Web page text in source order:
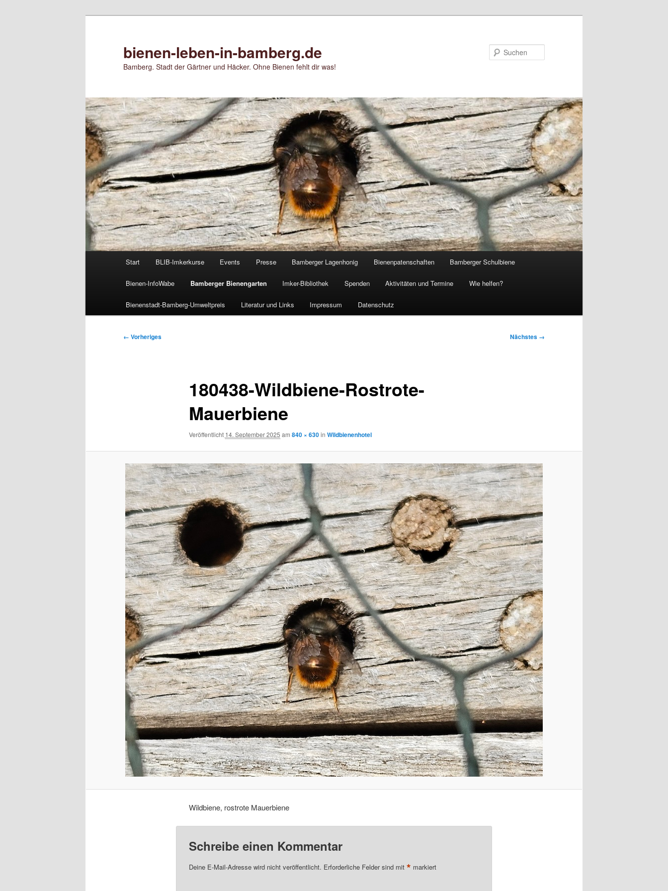
bienen-leben-in-bamberg.de
Bamberg. Stadt der Gärtner und Häcker. Ohne Bienen fehlt dir was!
Start BLIB-Imkerkurse Events Presse Bamberger Lagenhonig Bienenpatenschaften Bamberger Schulbiene
Bienen-InfoWabe Bamberger Bienengarten Imker-Bibliothek Spenden Aktivitäten und Termine Wie helfen?
Bienenstadt-Bamberg-Umweltpreis Literatur und Links Impressum Datenschutz
Bilder-
← Vorheriges Nächstes →
180438-Wildbiene-Rostrote-
Mauerbiene
Veröffentlicht 14. September 2025 am 840 × 630in Wildbienenhotel
Wildbiene, rostrote Mauerbiene
Schreibe einen Kommentar
Deine E-Mail-Adresse wird nicht veröffentlicht. Erforderliche Felder sind mit * markiert